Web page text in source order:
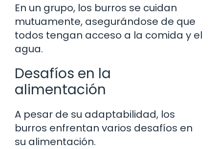
En un grupo, los burros se cuidan
mutuamente, asegurándose de que
todos tengan acceso a la comida y el
agua.
Desafíos en la
alimentación
A pesar de su adaptabilidad, los
burros enfrentan varios desafíos en
su alimentación.